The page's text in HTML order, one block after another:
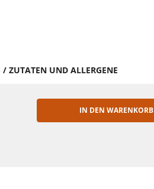
/ ZUTATEN UND ALLERGENE
IN DEN WARENKORB